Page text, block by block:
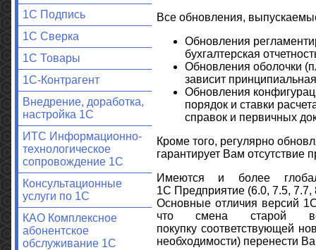
1С Подпись
1С Сверка
1С Товары
1С-Контрагент
Внедрение, доработка,
настройка 1С
ИТС Информационно-
технологическое
сопровождение 1С
Консультационные
услуги по 1С
КАО Комплексное
абонентское
обслуживание 1С
Все обновления,
Обновления
бухгалтерская
Обновления оболочки
зависит
Обновления
порядок и ставки
справок и первичных
Кроме того, регулярно
гарантирует Вам
Имеются и более
1С Предприятие (6.0, 7.5,
Основные отличия версий
что смена старой
покупку соответствующей
необходимости) перенести